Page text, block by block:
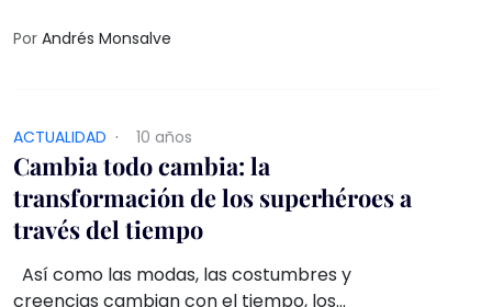
zoológicos en todo el mundo, no obstante, es
Por Andrés Monsalve
ACTUALIDAD · 10 años
Cambia todo cambia: la
transformación de los superhéroes a
través del tiempo
Así como las modas, las costumbres y
creencias cambian con el tiempo, los